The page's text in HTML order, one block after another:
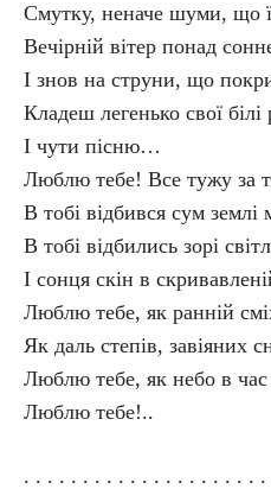
Смутку, неначе шуми, що
Вечірній вітер понад
І знов на струни, що
Кладеш легенько свої білі
І чути пісню…
Люблю тебе! Все тужу за
В тобі відбився сум землі
В тобі відбились зорі
І сонця скін в
Люблю тебе, як ранній
Як даль степів, завіяних
Люблю тебе, як небо в час
Люблю тебе!..
. . . . . . . . . . . . . . . . . . . .